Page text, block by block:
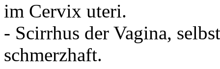
im Cervix uteri.
- Scirrhus der Vagina,
schmerzhaft.